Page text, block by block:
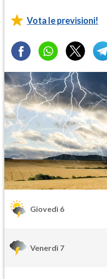
Vota le previsioni!
Giovedì 6
Venerdì 7